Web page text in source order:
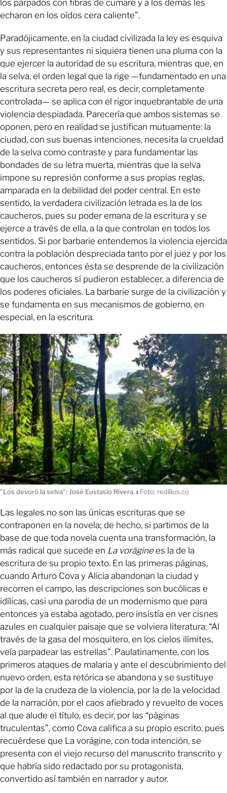
los párpados con fibras de cumare y a los demás les
echaron en los oídos cera caliente”.
Paradójicamente, en la ciudad civilizada la ley es esquiva
y sus representantes ni siquiera tienen una pluma con la
que ejercer la autoridad de su escritura, mientras que, en
la selva, el orden legal que la rige —fundamentado en una
escritura secreta pero real, es decir, completamente
controlada— se aplica con el rigor inquebrantable de una
violencia despiadada. Parecería que ambos sistemas se
oponen, pero en realidad se justifican mutuamente: la
ciudad, con sus buenas intenciones, necesita la crueldad
de la selva como contraste y para fundamentar las
bondades de su letra muerta, mientras que la selva
impone su represión conforme a sus propias reglas,
amparada en la debilidad del poder central. En este
sentido, la verdadera civilización letrada es la de los
caucheros, pues su poder emana de la escritura y se
ejerce a través de ella, a la que controlan en todos los
sentidos. Si por barbarie entendemos la violencia ejercida
contra la población despreciada tanto por el juez y por los
caucheros, entonces ésta se desprende de la civilización
que los caucheros sí pudieron establecer, a diferencia de
los poderes oficiales. La barbarie surge de la civilización y
se fundamenta en sus mecanismos de gobierno, en
especial, en la escritura.
"Los devoró la selva": José Eustasio Rivera. ı Foto: redBus.co
Las legales no son las únicas escrituras que se
contraponen en la novela; de hecho, si partimos de la
base de que toda novela cuenta una transformación, la
más radical que sucede en La voráginees la de la
escritura de su propio texto. En las primeras páginas,
cuando Arturo Cova y Alicia abandonan la ciudad y
recorren el campo, las descripciones son bucólicas e
idílicas, casi una parodia de un modernismo que para
entonces ya estaba agotado, pero insistía en ver cisnes
azules en cualquier paisaje que se volviera literatura: “Al
través de la gasa del mosquitero, en los cielos ilímites,
veía parpadear las estrellas”. Paulatinamente, con los
primeros ataques de malaria y ante el descubrimiento del
nuevo orden, esta retórica se abandona y se sustituye
por la de la crudeza de la violencia, por la de la velocidad
de la narración, por el caos afiebrado y revuelto de voces
al que alude el título, es decir, por las “páginas
truculentas”, como Cova califica a su propio escrito, pues
recuérdese que La vorágine, con toda intención, se
presenta con el viejo recurso del manuscrito transcrito y
que habría sido redactado por su protagonista,
convertido así también en narrador y autor.